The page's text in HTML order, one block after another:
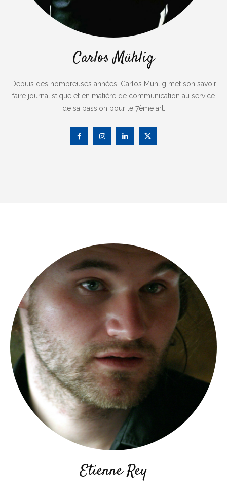
Carlos Mühlig
Depuis des nombreuses années, Carlos Mühlig met son savoir
faire journalistique et en matière de communication au service
de sa passion pour le 7ème art.
Etienne Rey